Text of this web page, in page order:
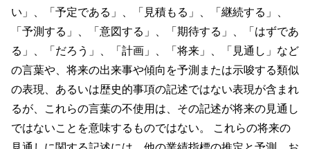
い」、「予定である」、「見積もる」、「継続する」、
「予測する」、「意図する」、「期待する」、「はずであ
る」、「だろう」、「計画」、「将来」、「見通し」など
の言葉や、将来の出来事や傾向を予測または示唆する類似
の表現、あるいは歴史的事項の記述ではない表現が含まれ
るが、これらの言葉の不使用は、その記述が将来の見通し
ではないことを意味するものではない。 これらの将来の